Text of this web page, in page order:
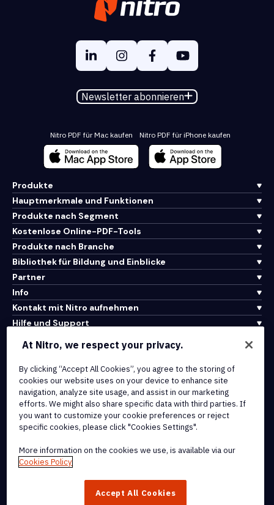
Newsletter abonnieren
Nitro PDF für Mac kaufen Nitro PDF für iPhone kaufen
Produkte
Hauptmerkmale und Funktionen
Produkte nach Segment
Kostenlose Online-PDF-Tools
Produkte nach Branche
Bibliothek für Bildung und Einblicke
Partner
Info
Kontakt mit Nitro aufnehmen
Hilfe und Support
Nutzungsbedingungen
Cookie-Richtlinie
Copyright-Richtlinie
Alle Bedingungen und Richtlinien
Marken von Nitro Software, Inc. oder seinen verbundenen
At Nitro, we respect your privacy.
By clicking “Accept All Cookies”, you agree to the storing of
cookies our website uses on your device to enhance site
navigation, analyze site usage, and assist in our marketing
efforts. We might also share specific data with third parties. If
you want to customize your cookie preferences or reject
specific cookies, please click "Cookies Settings".
More information on the cookies we use, is available via our
Cookies Policy
Accept All Cookies